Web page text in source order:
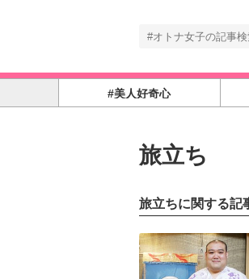
#美人好奇心
旅立ち
旅立ちに関する記